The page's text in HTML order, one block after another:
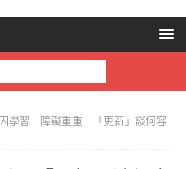
學習 障礙重重 「更新」談何容